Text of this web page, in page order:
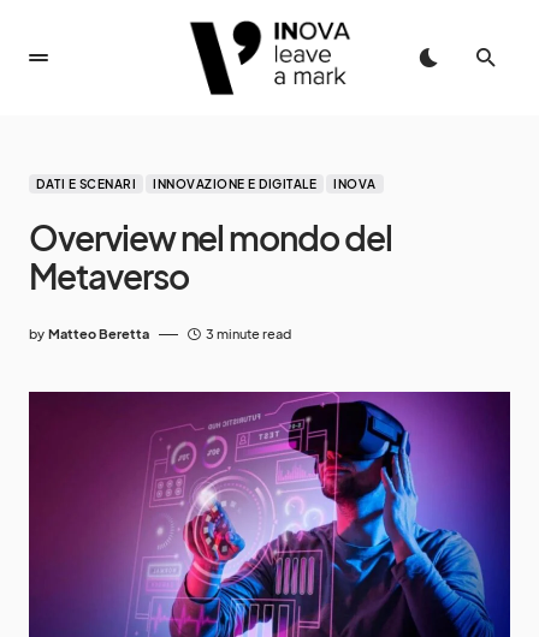
DATI E SCENARI INNOVAZIONE E DIGITALE INOVA
Overview nel mondo del
Metaverso
by Matteo Beretta 3 minute read